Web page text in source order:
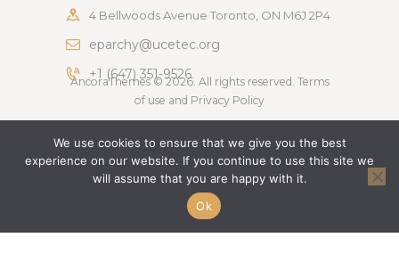
4 Bellwoods Avenue Toronto, ON M6J 2P4
eparchy@ucetec.org
+1 (647) 351-9526
AncoraThemes © 2026. All rights reserved. Terms
of use and Privacy Policy
We use cookies to ensure that we give you the best
experience on our website. If you continue to use this site we
will assume that you are happy with it.
Ok